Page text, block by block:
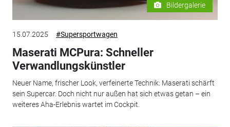
Bildergalerie
15.07.2025 #Supersportwagen
Maserati MCPura: Schneller
Verwandlungskünstler
Neuer Name, frischer Look, verfeinerte Technik: Maserati schärft
sein Supercar. Doch nicht nur außen hat sich etwas getan – ein
weiteres Aha-Erlebnis wartet im Cockpit.